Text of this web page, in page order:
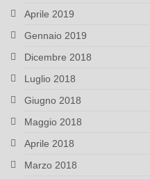
Aprile 2019
Gennaio 2019
Dicembre 2018
Luglio 2018
Giugno 2018
Maggio 2018
Aprile 2018
Marzo 2018